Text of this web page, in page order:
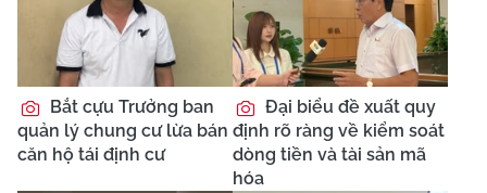
Bắt cựu Trưởng ban
quản lý chung cư lừa bán
căn hộ tái định cư
Đại biểu đề xuất quy
định rõ ràng về kiểm soát
dòng tiền và tài sản mã
hóa